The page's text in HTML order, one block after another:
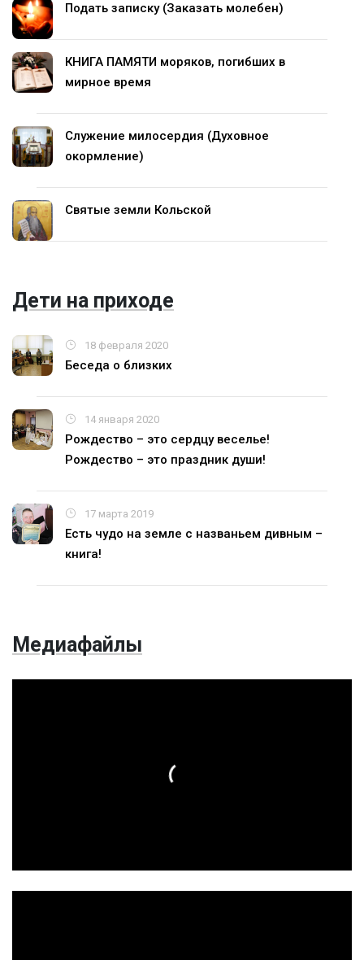
Подать записку (Заказать молебен)
КНИГА ПАМЯТИ моряков, погибших в
мирное время
Служение милосердия (Духовное
окормление)
Святые земли Кольской
Дети на приходе
18 февраля 2020
Беседа о близких
14 января 2020
Рождество – это сердцу веселье!
Рождество – это праздник души!
17 марта 2019
Есть чудо на земле с названьем дивным –
книга!
Медиафайлы